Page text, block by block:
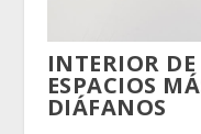
INTERIOR
ESPACIOS
DIÁFANOS